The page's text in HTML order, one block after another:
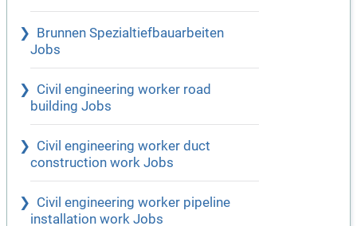
Brunnen Spezialtiefbauarbeiten
Jobs
Civil engineering worker road
building Jobs
Civil engineering worker duct
construction work Jobs
Civil engineering worker pipeline
installation work Jobs